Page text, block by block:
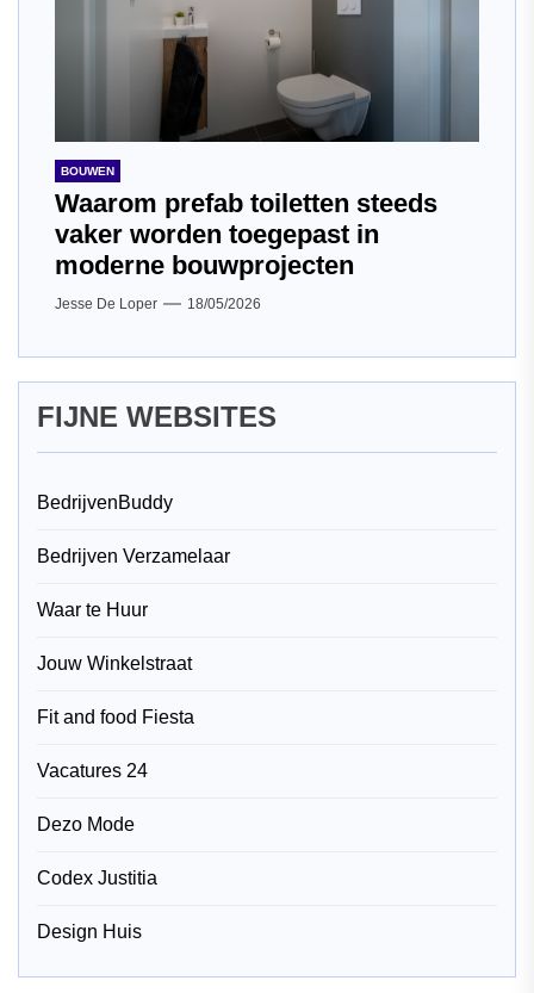
BOUWEN
Waarom prefab toiletten steeds
vaker worden toegepast in
moderne bouwprojecten
Jesse De Loper 18/05/2026
FIJNE WEBSITES
BedrijvenBuddy
Bedrijven Verzamelaar
Waar te Huur
Jouw Winkelstraat
Fit and food Fiesta
Vacatures 24
Dezo Mode
Codex Justitia
Design Huis